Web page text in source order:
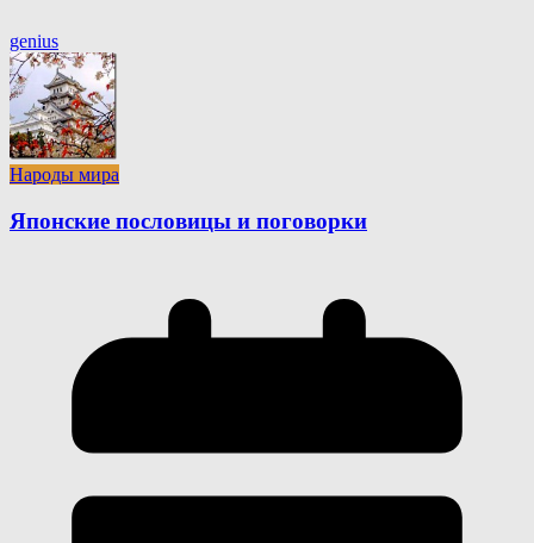
genius
Народы мира
Японские пословицы и поговорки